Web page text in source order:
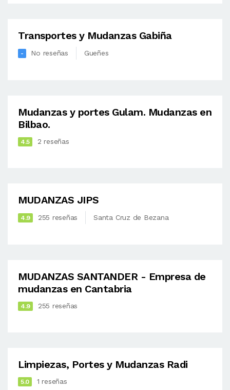
Transportes y Mudanzas Gabiña
- No reseñas Gueñes
Mudanzas y portes Gulam. Mudanzas en
Bilbao.
4.5 2 reseñas
MUDANZAS JIPS
4.9 255 reseñas Santa Cruz de Bezana
MUDANZAS SANTANDER - Empresa de
mudanzas en Cantabria
4.9 255 reseñas
Limpiezas, Portes y Mudanzas Radi
5.0 1 reseñas